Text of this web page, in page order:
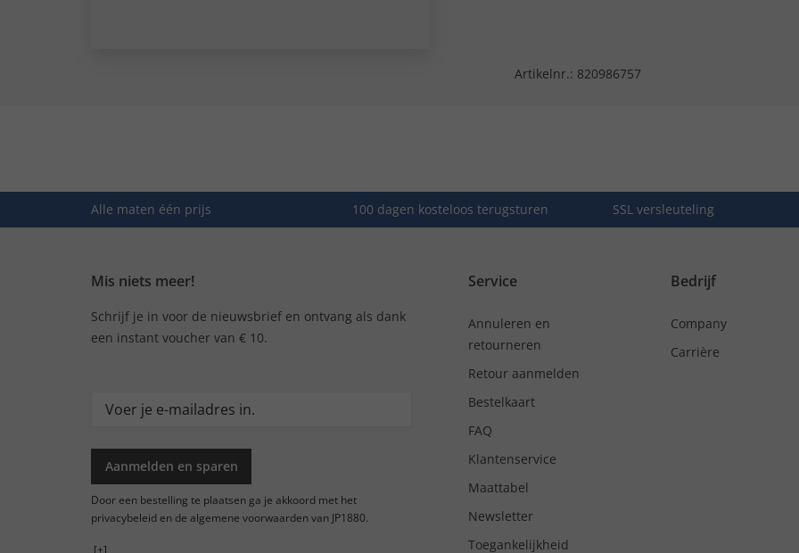
Artikelnr.: 820986757
Alle maten één prijs 100 dagen kosteloos terugsturen SSL versleuteling
Mis niets meer!
Schrijf je in voor de nieuwsbrief en ontvang als dank
een instant voucher van € 10.
Aanmelden en sparen
Door een bestelling te plaatsen ga je akkoord met het
privacybeleid en de algemene voorwaarden van JP1880.
[+]
Service
Annuleren en
retourneren
Retour aanmelden
Bestelkaart
FAQ
Klantenservice
Maattabel
Newsletter
Toegankelijkheid
Bedrijf
Company
Carrière